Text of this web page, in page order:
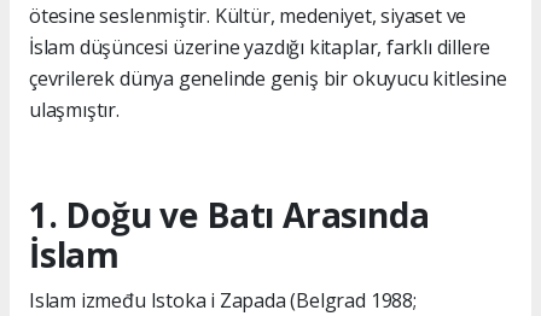
ötesine seslenmiştir. Kültür, medeniyet, siyaset ve
İslam düşüncesi üzerine yazdığı kitaplar, farklı dillere
çevrilerek dünya genelinde geniş bir okuyucu kitlesine
ulaşmıştır.
1. Doğu ve Batı Arasında
İslam
Islam između Istoka i Zapada (Belgrad 1988;